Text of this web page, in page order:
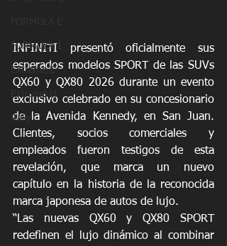
FORMULA 1
Extreme E
Extreme H
Rally
INFINITI presentó oficialmente sus
esperados modelos SPORT de las SUVs
QX60 y QX80 2026 durante un evento
exclusivo celebrado en su concesionario
de la Avenida Kennedy, en San Juan.
Clientes, socios comerciales y
empleados fueron testigos de esta
revelación, que marca un nuevo
capítulo en la historia de la reconocida
marca japonesa de autos de lujo.
“Las nuevas QX60 y QX80 SPORT
redefinen el lujo dinámico al combinar